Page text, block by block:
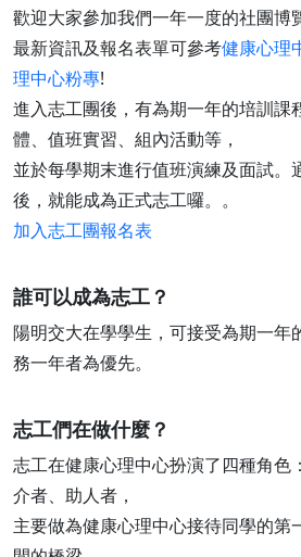
歡迎大家參加我們一年一度的社團博
最新資訊及報名表單可參考健康心理
理中心粉專!
進入志工團後，有為期一年的培訓課
體、值班實習、組內活動等，
並於每學期末進行值班演練及面試。
後，就能成為正式志工囉。。
加入志工團報名表
誰可以成為志工？
陽明交大在學學生，可接受為期一年
務一年者為優先。
志工們在做什麼？
志工在健康心理中心扮演了四種角色
介者、助人者，
主要做為健康心理中心接待同學的第